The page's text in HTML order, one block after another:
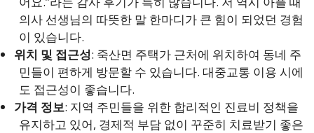
의사 선생님의 따뜻한 말 한마디가 큰 힘이 되었던 경험
이 있습니다.
위치 및 접근성: 죽산면 주택가 근처에 위치하여 동네 주
민들이 편하게 방문할 수 있습니다. 대중교통 이용 시에
도 접근성이 좋습니다.
가격 정보: 지역 주민들을 위한 합리적인 진료비 정책을
유지하고 있어, 경제적 부담 없이 꾸준히 치료받기 좋은